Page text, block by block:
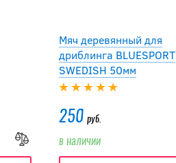
Мяч деревянный для
дриблинга BLUESPORT
SWEDISH 50мм
250 руб.
в наличии